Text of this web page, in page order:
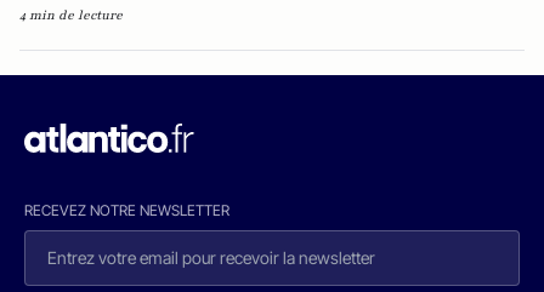
4 min de lecture
RECEVEZ NOTRE NEWSLETTER